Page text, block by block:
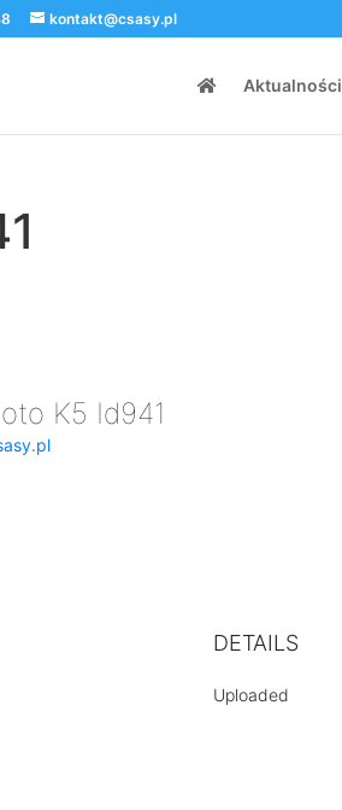
kontakt@csasy.pl
Aktualności
K5 Id941
DETAILS
Uploaded